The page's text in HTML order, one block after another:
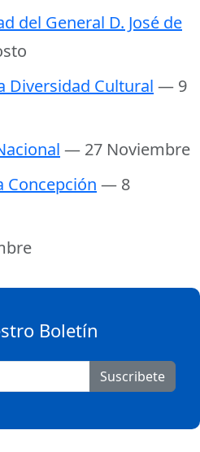
del General D. José de
Diversidad Cultural — 9
— 27 Noviembre
Concepción — 8
Boletín
Suscribete